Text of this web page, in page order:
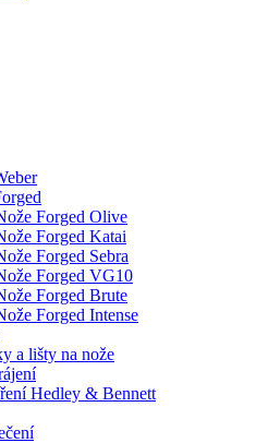
Forged Olive
Forged Katai
Forged Sebra
Forged VG10
Forged Brute
Forged Intense
a lišty na nože
Hedley & Bennett